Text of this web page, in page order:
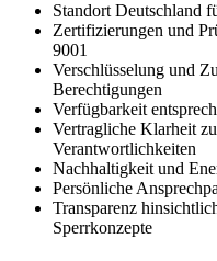
Standort Deutschland
Zertifizierungen und
9001
Verschlüsselung und
Berechtigungen
Verfügbarkeit
Vertragliche Klarheit
Verantwortlichkeiten
Nachhaltigkeit und
Persönliche
Transparenz
Sperrkonzepte